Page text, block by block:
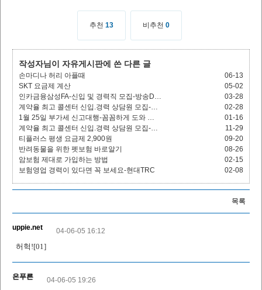
추천 13 비추천 0
작성자님이 자유게시판에 쓴 다른 글
손마디나 허리 아플때
06-13
SKT 요금제 계산
05-02
인카금융삼성FA-신입 및 경력직 모집-방송D…
03-28
계약율 최고 콜센터 신입.경력 상담원 모집-…
02-28
1월 25일 부가세 신고대행-꼼꼼하게 도와 …
01-16
계약율 최고 콜센터 신입.경력 상담원 모집-…
11-29
티플러스 평생 요금제 2,900원
09-20
반려동물을 위한 펫보험 바로알기
08-26
암보험 제대로 가입하는 방법
02-15
보험영업 경력이 있다면 꼭 보세요-현대TRC
02-08
목록
uppie.net 04-06-05 16:12
허헉![01]
은푸른 04-06-05 19:26